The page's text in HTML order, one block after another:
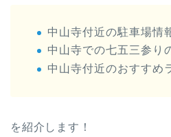
中山寺付近の駐車場情
中山寺での七五三参り
中山寺付近のおすすめ
を紹介します！